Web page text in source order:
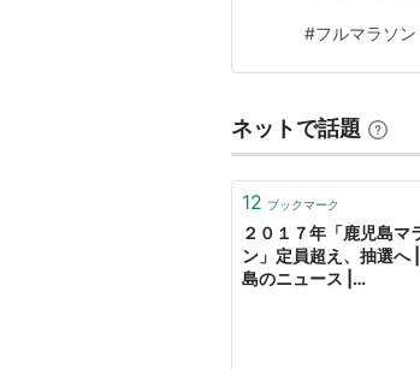
で送ってもら
#フルマラソン
ネットで話題
12 ブックマーク
２０１７年「鹿児島マ
ン」定員超え、抽選へ
島のニュース |